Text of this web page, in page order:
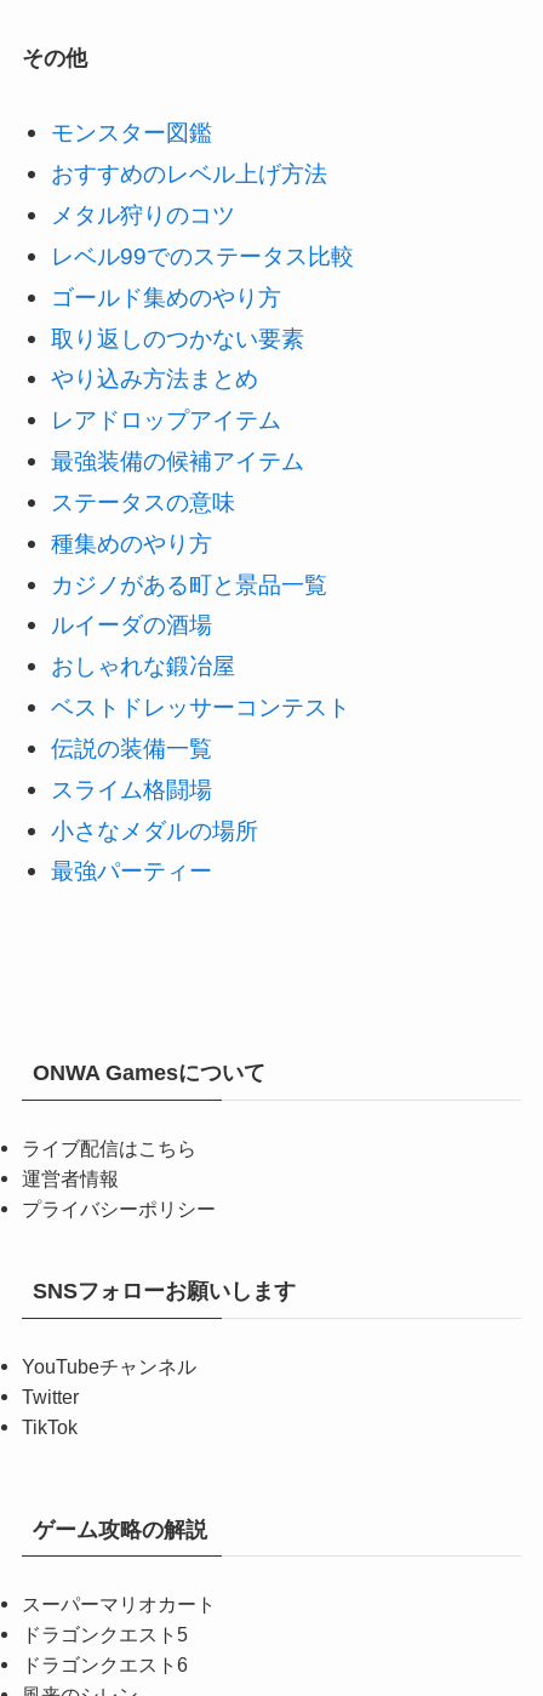
その他
モンスター図鑑
おすすめのレベル上げ方法
メタル狩りのコツ
レベル99でのステータス比較
ゴールド集めのやり方
取り返しのつかない要素
やり込み方法まとめ
レアドロップアイテム
最強装備の候補アイテム
ステータスの意味
種集めのやり方
カジノがある町と景品一覧
ルイーダの酒場
おしゃれな鍛冶屋
ベストドレッサーコンテスト
伝説の装備一覧
スライム格闘場
小さなメダルの場所
最強パーティー
ONWA Gamesについて
ライブ配信はこちら
運営者情報
プライバシーポリシー
SNSフォローお願いします
YouTubeチャンネル
Twitter
TikTok
ゲーム攻略の解説
スーパーマリオカート
ドラゴンクエスト5
ドラゴンクエスト6